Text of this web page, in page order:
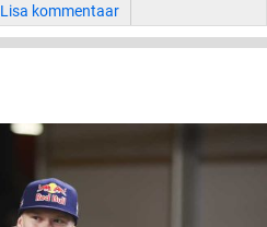
Lisa kommentaar